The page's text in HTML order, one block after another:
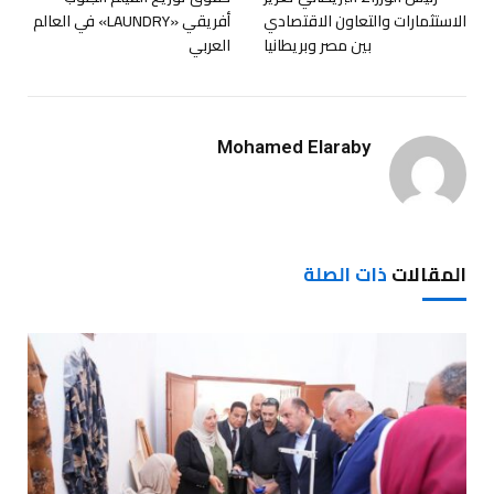
الاستثمارات والتعاون الاقتصادي
بين مصر وبريطانيا
أفريقي «LAUNDRY» في العالم
العربي
Mohamed Elaraby
المقالاتذات الصلة